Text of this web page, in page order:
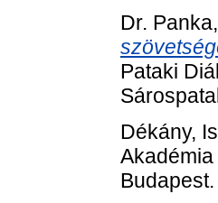
Dr.
Pataki
Dékány,
Budapest.